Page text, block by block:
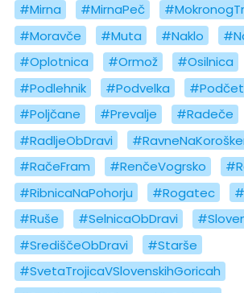
#Mirna
#MirnaPeč
#Moravče
#Muta #Naklo
#Oplotnica
#Ormož #Osilnica
#Podlehnik
#Podvelka
#Poljčane
#Prevalje
#Radeče
#RadljeObDravi
#RačeFram
#RenčeVogrsko
#RibnicaNaPohorju
#Rogatec
#Ruše
#SelnicaObDravi
#SrediščeObDravi
#Starše
#SvetaTrojicaVSlovenskihGoricah